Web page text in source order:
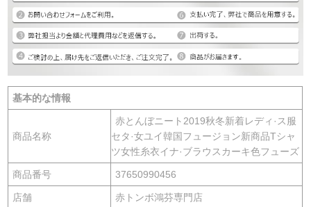
基本的な情報
商品名称
赤とんぼニート2019秋冬新着レディ·ス服
セタ·女ユイ韓国フュージョン新商品Tシャ
ツ女性糸衣イナ·ブラウスカーキ色フューズ
商品番号 37650990456
店舗 赤トンボ鴻芬専門店